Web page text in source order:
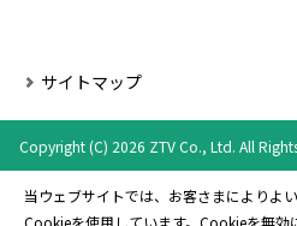
サイトマップ
Copyright (C) 2026 ZTV Co., Ltd. All
当ウェブサイトでは、お客さまによりよ
Cookieを使用しています。Cookieを無